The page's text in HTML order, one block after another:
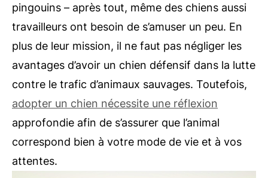
pingouins – après tout, même des chiens aussi
travailleurs ont besoin de s’amuser un peu. En
plus de leur mission, il ne faut pas négliger les
avantages d’avoir un chien défensif dans la lutte
contre le trafic d’animaux sauvages. Toutefois,
adopter un chien nécessite une réflexion
approfondie afin de s’assurer que l’animal
correspond bien à votre mode de vie et à vos
attentes.